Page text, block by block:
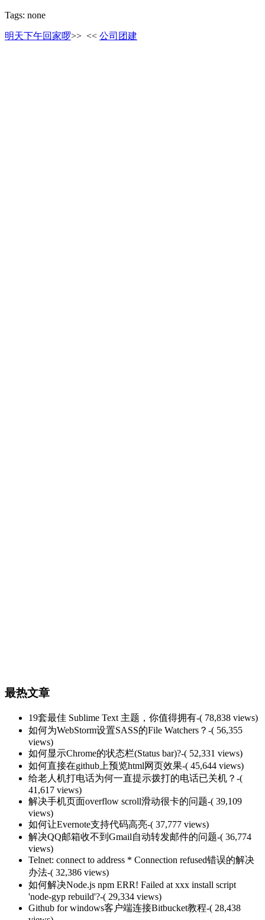
Tags: none
明天下午回家啰>> << 公司团建
最热文章
19套最佳 Sublime Text 主题，你值得拥有-( 78,838 views)
如何为WebStorm设置SASS的File Watchers？ -( 56,355
views)
如何显示Chrome的状态栏(Status bar)?-( 52,331 views)
如何直接在github上预览html网页效果-( 45,644 views)
给老人机打电话为何一直提示拨打的电话已关机？ -(
41,617 views)
解决手机页面overflow scroll滑动很卡的问题-( 39,109
views)
如何让Evernote支持代码高亮-( 37,777 views)
解决QQ邮箱收不到Gmail自动转发邮件的问题-( 36,774
views)
Telnet: connect to address * Connection refused错误的解决
办法-( 32,386 views)
如何解决Node.js npm ERR! Failed at xxx install script
'node-gyp rebuild'?-( 29,334 views)
Github for windows客户端连接Bitbucket教程-( 28,438